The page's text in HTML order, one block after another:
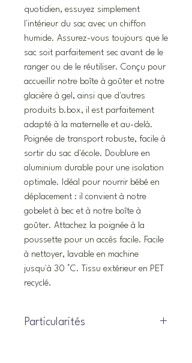
quotidien, essuyez simplement
l'intérieur du sac avec un chiffon
humide. Assurez-vous toujours que le
sac soit parfaitement sec avant de le
ranger ou de le réutiliser. Conçu pour
accueillir notre boîte à goûter et notre
glacière à gel, ainsi que d'autres
produits b.box, il est parfaitement
adapté à la maternelle et au-delà.
Poignée de transport robuste, facile à
sortir du sac d'école. Doublure en
aluminium durable pour une isolation
optimale. Idéal pour nourrir bébé en
déplacement : il convient à notre
gobelet à bec et à notre boîte à
goûter. Attachez la poignée à la
poussette pour un accès facile. Facile
à nettoyer, lavable en machine
jusqu'à 30 °C. Tissu extérieur en PET
recyclé.
Particularités